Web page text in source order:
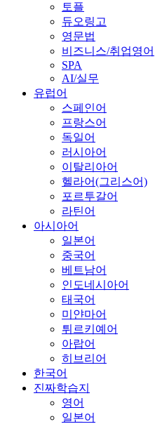
토플
듀오링고
영문법
비즈니스/취업영어
SPA
AI/실무
유럽어
스페인어
프랑스어
독일어
러시아어
이탈리아어
헬라어(그리스어)
포르투갈어
라틴어
아시아어
일본어
중국어
베트남어
인도네시아어
태국어
미얀마어
튀르키예어
아랍어
히브리어
한국어
진짜학습지
영어
일본어